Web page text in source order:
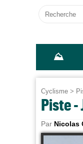
Recherche
⛰
Cyclisme >
Piste -
Par Nicolas